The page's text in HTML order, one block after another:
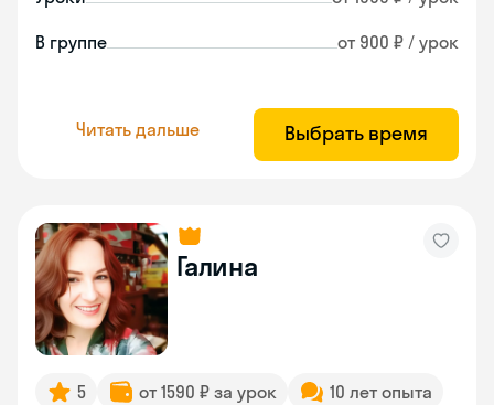
В группе от 900 ₽ / урок
Читать дальше Выбрать время
Галина
5 от 1590 ₽ за урок
10 лет опыта